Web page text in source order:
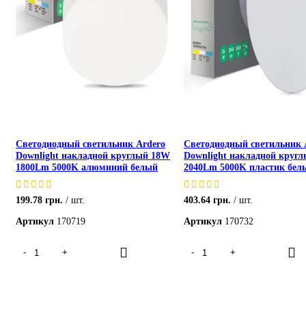
Светодиодный светильник Ardero
Downlight накладной круглый 18W
1800Lm 5000K алюминий белый
199.78 грн.
шт.
Артикул 170719
Светодиодный светильник
Downlight накладной
2040Lm 5000K пластик
403.64 грн.
шт.
Артикул 170732